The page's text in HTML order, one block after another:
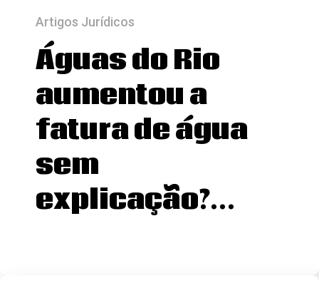
Artigos Jurídicos
Águas do Rio
aumentou a
fatura de água
sem
explicação?…